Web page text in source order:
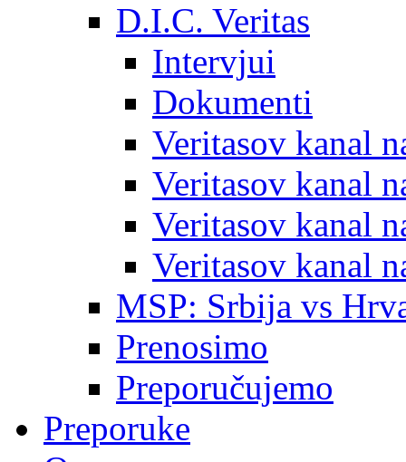
D.I.C. Veritas
Intervjui
Dokumenti
Veritasov kanal
Veritasov kanal
Veritasov kanal
Veritasov kanal
MSP: Srbija vs
Prenosimo
Preporučujemo
Preporuke